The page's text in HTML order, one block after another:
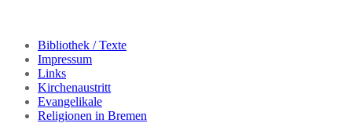
Bibliothek / Texte
Impressum
Links
Kirchenaustritt
Evangelikale
Religionen in Bremen